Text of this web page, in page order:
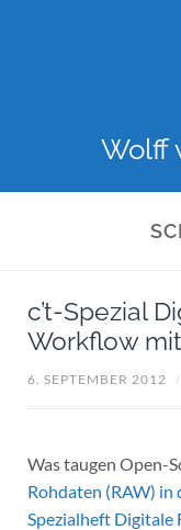
Wolff
c’t-Spezial
Workflow
6. SEPTEMBER 2012 /
Was taugen Open-
Rohdaten (RAW)
Spezialheft Digitale